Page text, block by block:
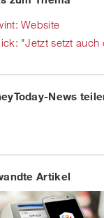
Website
"Jetzt setzt auch
News
Artikel